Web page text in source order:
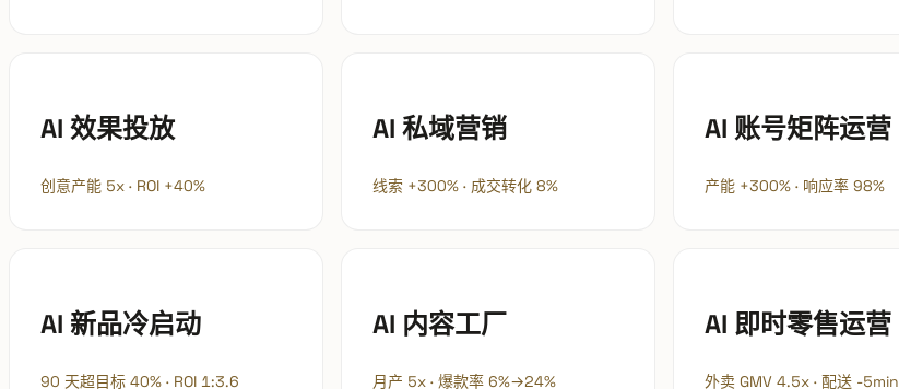
AI 效果投放
创意产能 5x · ROI +40%
AI 私域营销
线索 +300% · 成交转化 8%
AI 账号矩阵运营
产能 +300% · 响应率 98%
AI 新品冷启动
90 天超目标 40% · ROI 1:3.6
AI 内容工厂
月产 5x · 爆款率 6%→24%
AI 即时零售运营
外卖 GMV 4.5x · 配送 -5min